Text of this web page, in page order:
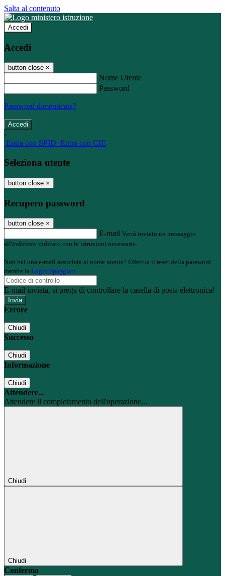
Salta al contenuto
Accedi
Accedi
button close ×
Nome Utente
Password
Password dimenticata?
-
Entra con SPID Entra con CIE
Seleziona utente
button close ×
Recupero password
button close ×
E-mail Verrà inviato un messaggio
all'indirizzo indicato con le istruzioni necessarie.
Non hai una e-mail associata al nome utente? Effettua il reset della password
tramite la Login Spaggiari
E-mail inviata, si prega di controllare la casella di posta elettronica!
Errore
Chiudi
Successo
Chiudi
Informazione
Chiudi
Attendere...
Attendere il completamento dell'operazione...
Chiudi
Chiudi
Conferma